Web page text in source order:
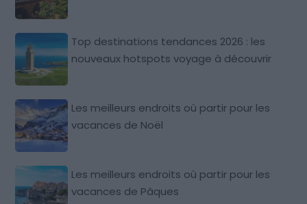
Top destinations tendances 2026 : les
nouveaux hotspots voyage à découvrir
Les meilleurs endroits où partir pour les
vacances de Noël
Les meilleurs endroits où partir pour les
vacances de Pâques